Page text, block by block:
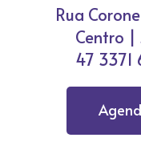
Rua
Centro |
47